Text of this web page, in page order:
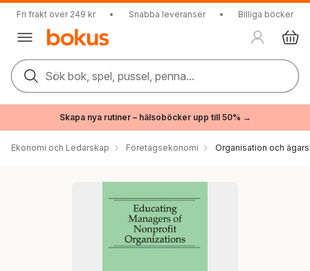
Fri frakt över 249 kr • Snabba leveranser • Billiga böcker
Sök bok, spel, pussel, penna...
Skapa nya rutiner – hälsoböcker upp till 50% →
Ekonomi och Ledarskap Företagsekonomi Organisation och